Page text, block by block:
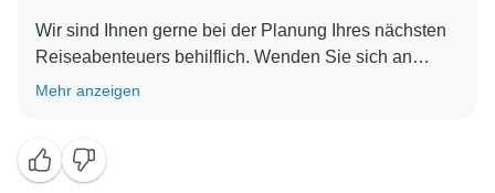
Wir sind Ihnen gerne bei der Planung Ihres nächsten
Reiseabenteuers behilflich. Wenden Sie sich an
unser Team, das Ihnen gerne weiterhilft. Vielen Dank,
Mehr anzeigen